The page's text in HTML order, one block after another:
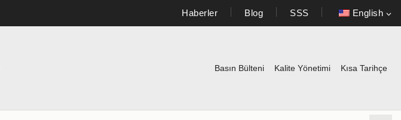
Haberler Blog SSS English
Basın Bülteni Kalite Yönetimi Kısa Tarihçe